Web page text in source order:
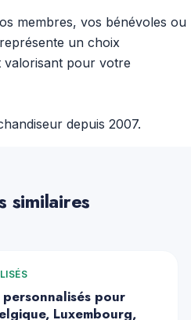
membres, vos bénévoles ou
un choix
valorisant pour votre
depuis 2007.
similaires
pour
Luxembourg,